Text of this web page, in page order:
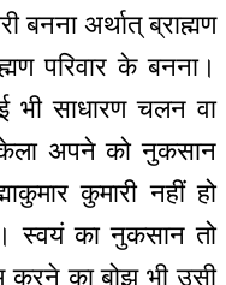
बनना अर्थात् ब्राह्मण
परिवार के बनना।
भी साधारण चलन वा
अपने को नुकसान
कुमारी नहीं हो
स्वयं का नुकसान तो
का बोझ भी उसी